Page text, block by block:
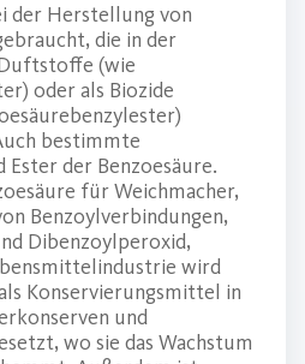
der Herstellung von
die in der
(wie
oder als Biozide
bestimmte
Ester der Benzoesäure.
für Weichmacher,
Benzoylverbindungen,
Dibenzoylperoxid,
wird
Konservierungsmittel in
und
wo sie das Wachstum